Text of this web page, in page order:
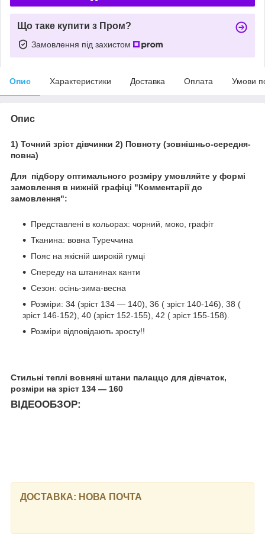
Що таке купити з Пром?
Замовлення під захистом
Опис Характеристики Доставка Оплата Умови
Опис
Стильні теплі вовняні штани палаццо для дівчаток,
розміри на зріст 134 — 160
Представлені в кольорах: чорний, моко, графіт
Тканина: вовна Туреччина
Пояс на якісній широкій гумці
Спереду на штанинах канти
Сезон: осінь-зима-весна
Розміри: 34 (зріст 134 — 140), 36 ( зріст 140-146), 38 (
зріст 146-152), 40 (зріст 152-155), 42 ( зріст 155-158).
Розміри відповідають зросту!!
Для підбору оптимального розміру умовляйте у формі
замовлення в нижній графіці "Комментарії до
замовлення":
1) Точний зріст дівчинки 2) Повноту (зовнішньо-середня-
повна)
ВІДЕООБЗОР:
ДОСТАВКА: НОВА ПОЧТА